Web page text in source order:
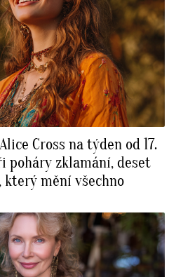
Cross na týden od 17.
poháry zklamání, deset
který mění všechno